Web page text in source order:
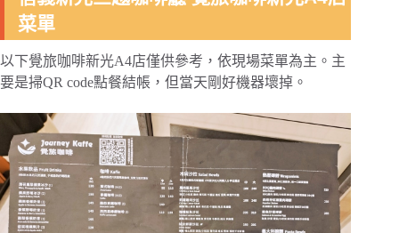
菜單
以下覺旅咖啡新光A4店僅供參考，依現場菜單為主。主
要是掃QR code點餐結帳，但當天剛好機器壞掉。